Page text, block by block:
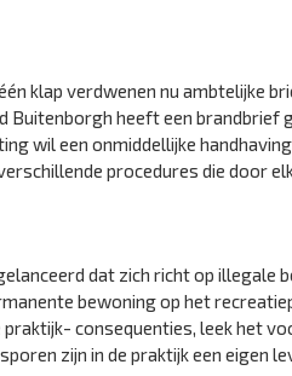
klap verdwenen nu ambtelijke
Buitenborgh heeft een brandbrief
wil een onmiddellijke
procedures die door
dat zich richt op illegale
bewoning op het
consequenties, leek het
zijn in de praktijk een eigen